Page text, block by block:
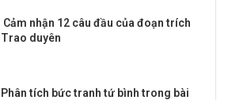
Cảm nhận 12 câu đầu của đoạn trích
Trao duyên
Phân tích bức tranh tứ bình trong bài